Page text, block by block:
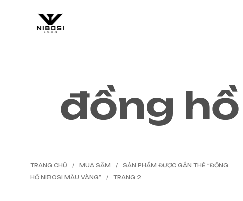
đồng
TRANG CHỦ / MUA SẮM /
SẢN PHẨM ĐƯỢC GẮN THẺ “ĐỒNG
HỒ NIBOSI MÀU VÀNG”
/ TRANG 2